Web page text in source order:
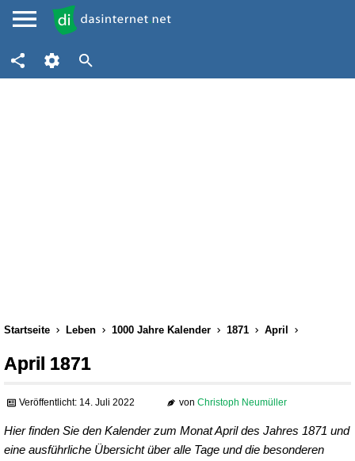
Startseite Leben 1000 Jahre Kalender 1871 April
April 1871
Veröffentlicht: 14. Juli 2022 von Christoph Neumüller
Hier finden Sie den Kalender zum Monat April des Jahres 1871 und
eine ausführliche Übersicht über alle Tage und die besonderen